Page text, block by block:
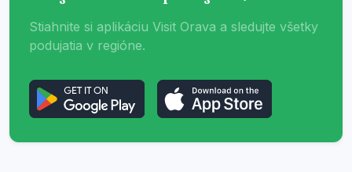
Stiahnite si aplikáciu Visit Orava a sledujte všetky
podujatia v regióne.